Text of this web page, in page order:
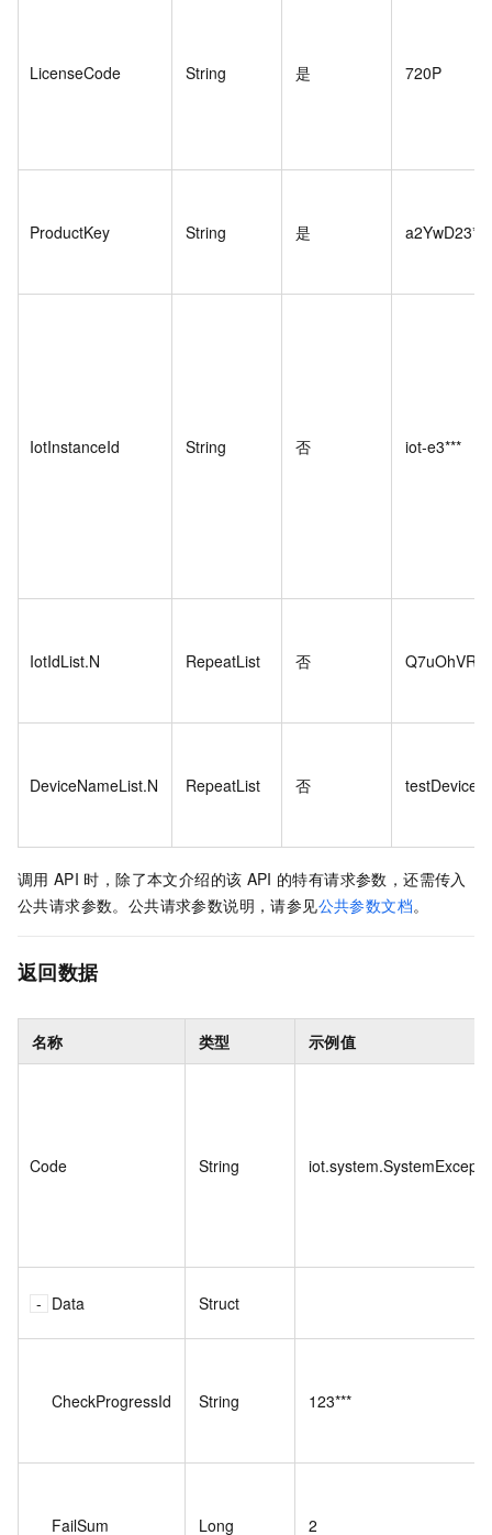
LicenseCode String 是 720P
ProductKey String 是 a2YwD23***
IotInstanceId String 否 iot-e3***
IotIdList.N RepeatList 否
DeviceNameList.N RepeatList 否 testDevice
调用 API 时，除了本文介绍的该 API 的特有请求参数，还需传入
公共请求参数。公共请求参数说明，请参见公共参数文档。
返回数据
名称 类型 示例值
Code String
Data Struct
CheckProgressId String 123***
FailSum Long 2